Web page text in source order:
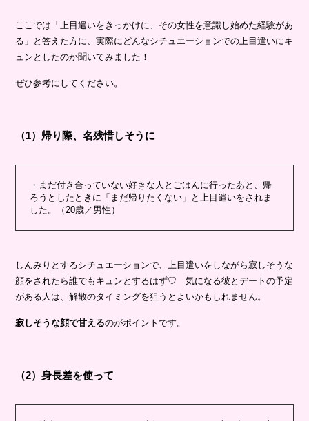
ここでは「上目遣いをきっかけに、その女性を意識し始めた経験があ
る」と答えた方に、実際にどんなシチュエーションでの上目遣いにキ
ュンとしたのか聞いてみました！
ぜひ参考にしてください。
（1）帰り際、名残惜しそうに
・まだ付き合っていない好きな人とごはんに行ったあと、帰
ろうとしたときに「まだ帰りたくない」と上目遣いをされま
した。（20歳／男性）
しんみりとするシチュエーションで、上目遣いをしながら寂しそうな
顔をされたら誰でもキュンとするはず♡ 気になる彼とデートの予定
がある人は、解散のタイミングを狙うとよいかもしれません。
寂しそうな顔で甘えるのがポイントです。
（2）身長差を使って